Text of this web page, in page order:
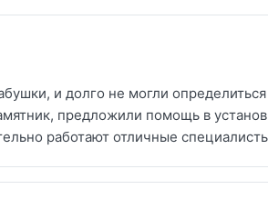
и долго не могли
предложили помощь в
работают отличные